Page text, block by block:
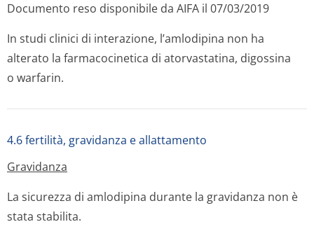
Documento reso disponibile da AIFA il 07/03/2019
In studi clinici di interazione, l’amlodipina non ha
alterato la farmacocinetica di atorvastatina, digossina
o warfarin.
4.6 fertilità, gravidanza e allattamento
Gravidanza
La sicurezza di amlodipina durante la gravidanza non è
stata stabilita.